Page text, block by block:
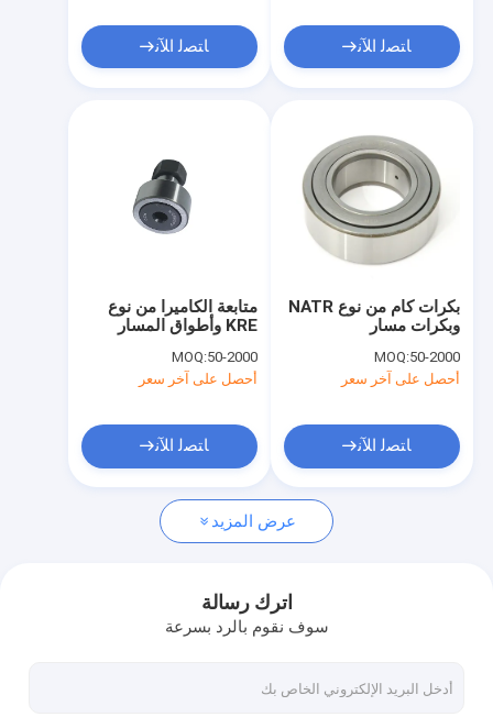
المنتجات
عرض VR
حولنا
مراقبة الجودة
اتصل بنا
أخبار
اطلب عرض أسعار
تعادل محامل كأس إبرة
محامل مشتركة عالمية
ﺎﺘﺼﻟ ﺍﻶﻧ ﺎﺘﺼﻟ ﺍﻶﻧ
متابعة الكاميرا من نوع
KRE وأطواق المسار
MOQ:50-2000
أحصل على آخر سعر
ﺎﺘﺼﻟ ﺍﻶﻧ
بكرات كام من نوع NATR
وبكرات مسار
MOQ:50-2000
أحصل على آخر سعر
ﺎﺘﺼﻟ ﺍﻶﻧ
عرض المزيد
اترك رسالة
سوف نقوم بالرد بسرعة